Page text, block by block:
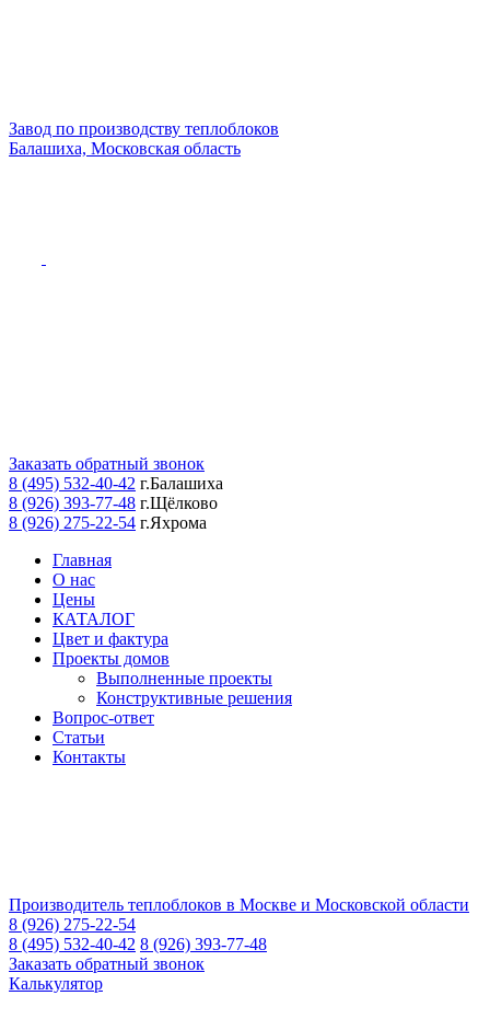
Завод по производству теплоблоков
Балашиха, Московская область
Заказать обратный звонок
8 (495) 532-40-42 г.Балашиха
8 (926) 393-77-48 г.Щёлково
8 (926) 275-22-54 г.Яхрома
Главная
О нас
Цены
КАТАЛОГ
Цвет и фактура
Проекты домов
Выполненные проекты
Конструктивные решения
Вопрос-ответ
Статьи
Контакты
Производитель теплоблоков в Москве и Московской области
8 (926) 275-22-54
8 (495) 532-40-42 8 (926) 393-77-48
Заказать обратный звонок
Калькулятор